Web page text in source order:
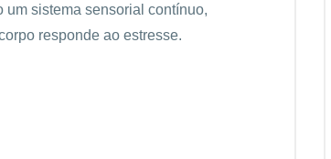
um sistema sensorial contínuo,
responde ao estresse.